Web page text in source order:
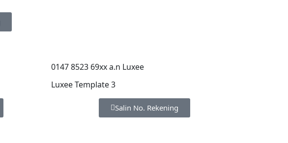
0147 8523 69xx a.n Luxee
Luxee Template 3
Salin No. Rekening